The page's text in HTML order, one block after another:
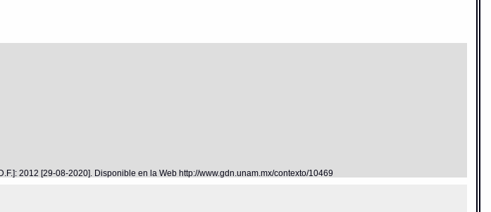
2012 [29-08-2020]. Disponible en la Web http://www.gdn.unam.mx/contexto/10469